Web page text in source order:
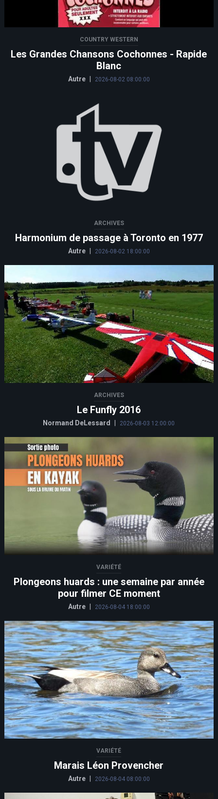
COUNTRY WESTERN
Les Grandes Chansons Cochonnes - Rapide
Blanc
Autre 2026-08-02 08:00:00
ARCHIVES
Harmonium de passage à Toronto en 1977
Autre 2026-08-02 18:00:00
ARCHIVES
Le Funfly 2016
Normand DeLessard 2026-08-03 12:00:00
VARIÉTÉ
Plongeons huards : une semaine par année
pour filmer CE moment
Autre 2026-08-04 18:00:00
VARIÉTÉ
Marais Léon Provencher
Autre 2026-08-04 08:00:00